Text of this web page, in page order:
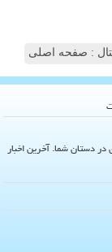
: صفحه اصلی
در دستان شما. آخرین اخبار